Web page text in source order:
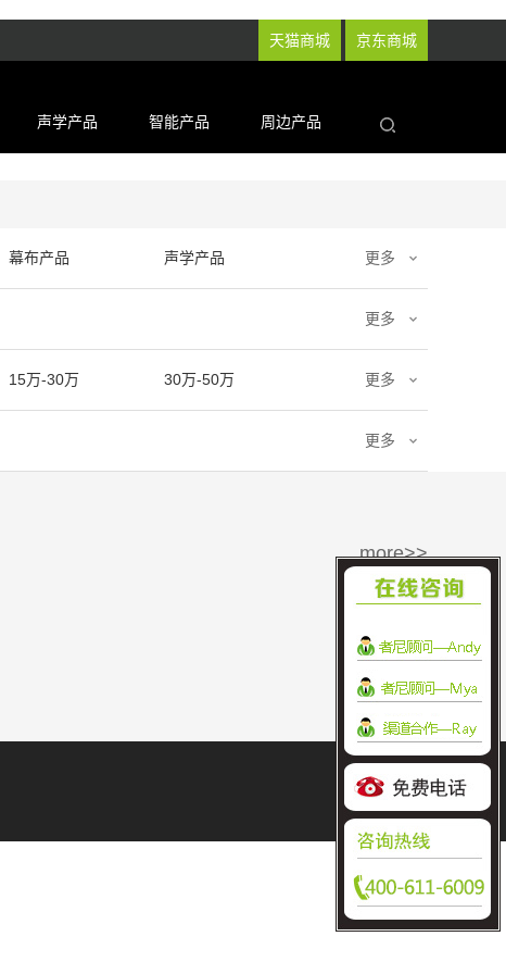
天猫商城 京东商城
声学产品 智能产品 周边产品
幕布产品 声学产品 更多
更多
15万-30万 30万-50万 更多
更多
more>>